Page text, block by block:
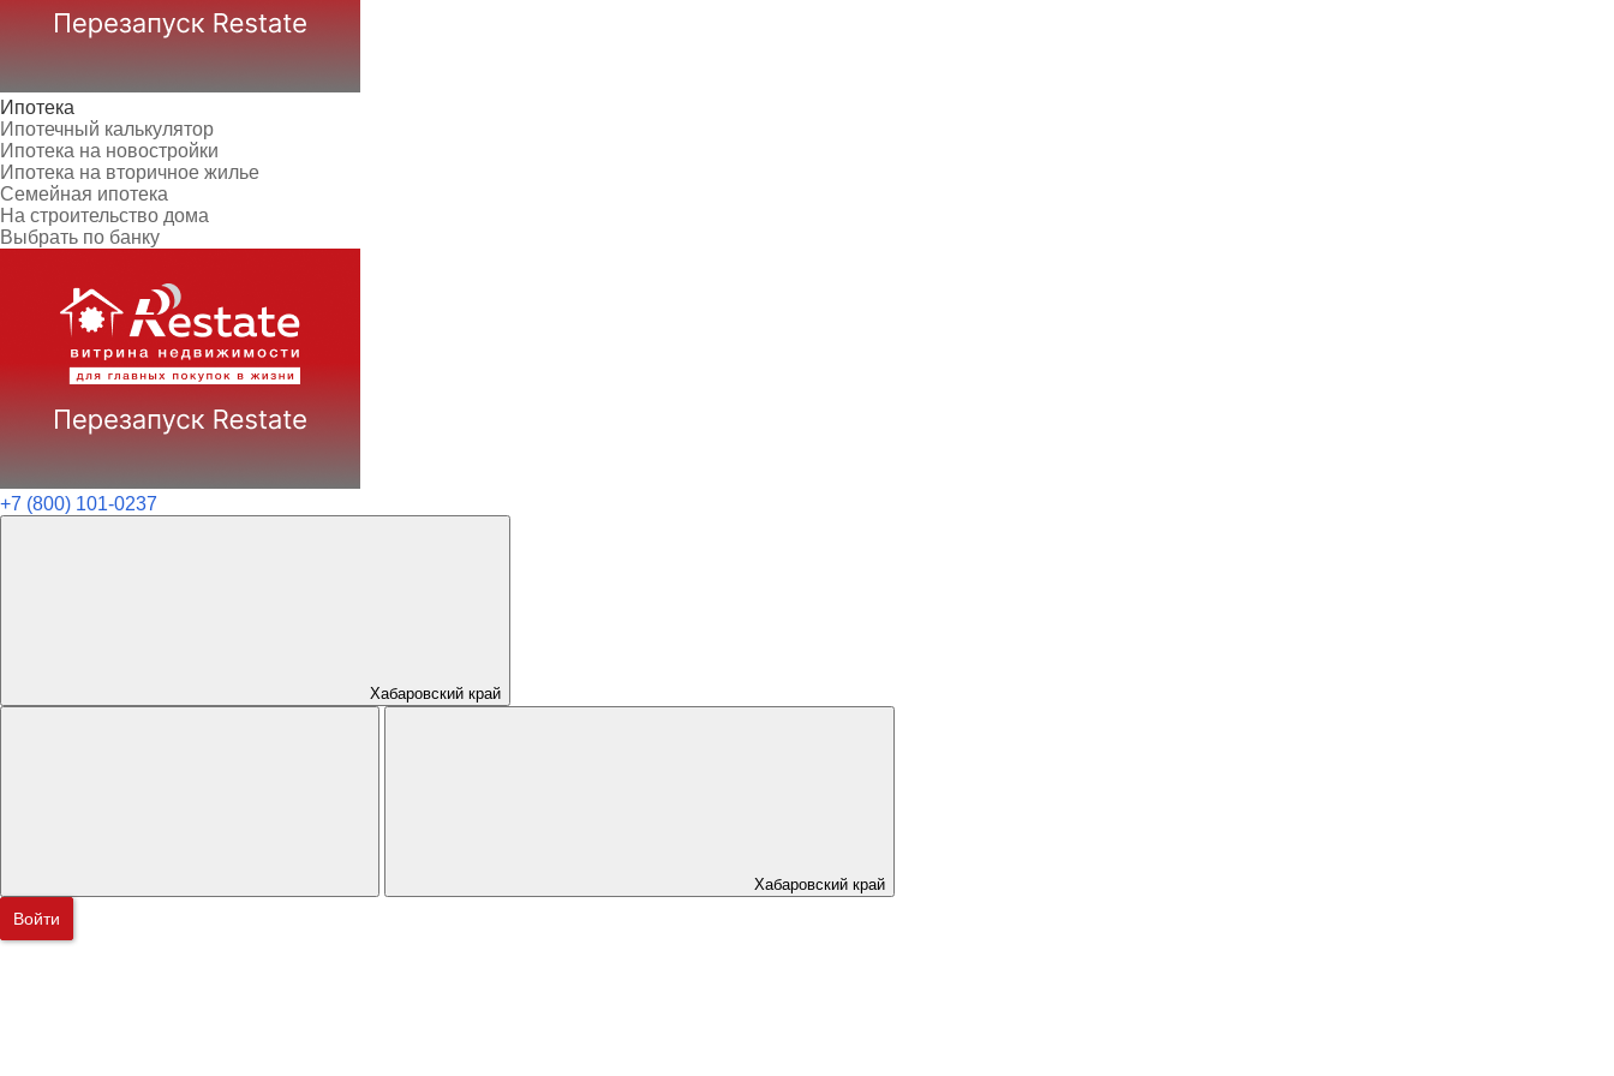
Ипотека
Ипотечный калькулятор
Ипотека на новостройки
Ипотека на вторичное жилье
Семейная ипотека
На строительство дома
Выбрать по банку
+7 (800) 101-0237
Хабаровский край
Хабаровский край
Войти